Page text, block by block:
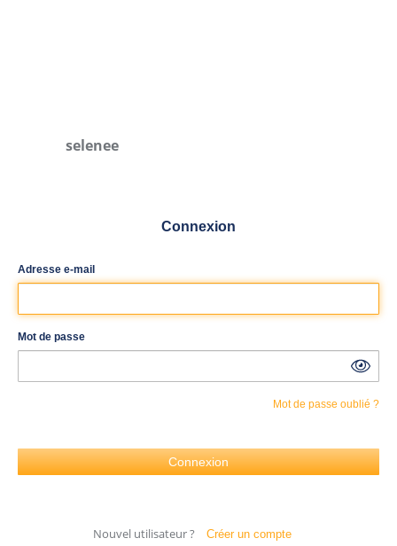
selenee
Connexion
Adresse e-mail
Mot de passe
Mot de passe oublié ?
Nouvel utilisateur ? Créer un compte